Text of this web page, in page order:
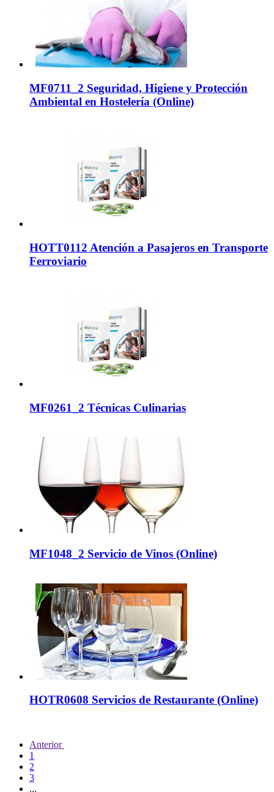
MF0711_2 Seguridad, Higiene y Protección
Ambiental en Hostelería (Online)
HOTT0112 Atención a Pasajeros en Transporte
Ferroviario
MF0261_2 Técnicas Culinarias
MF1048_2 Servicio de Vinos (Online)
HOTR0608 Servicios de Restaurante (Online)
Anterior
1
2
3
...